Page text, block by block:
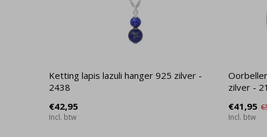
Ketting lapis lazuli hanger 925 zilver -
2438
€42,95
Incl. btw
zilver -
€41,95
Incl. btw